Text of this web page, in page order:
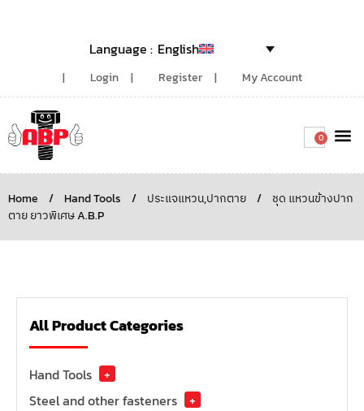
English
Login Register My Account
0
Home / Hand Tools / ประแจแหวน,ปากตาย /
ชุด แหวนข้างปาก
ตาย ยาวพิเศษ A.B.P
All Product Categories
Hand Tools
+
Steel and other fasteners
+